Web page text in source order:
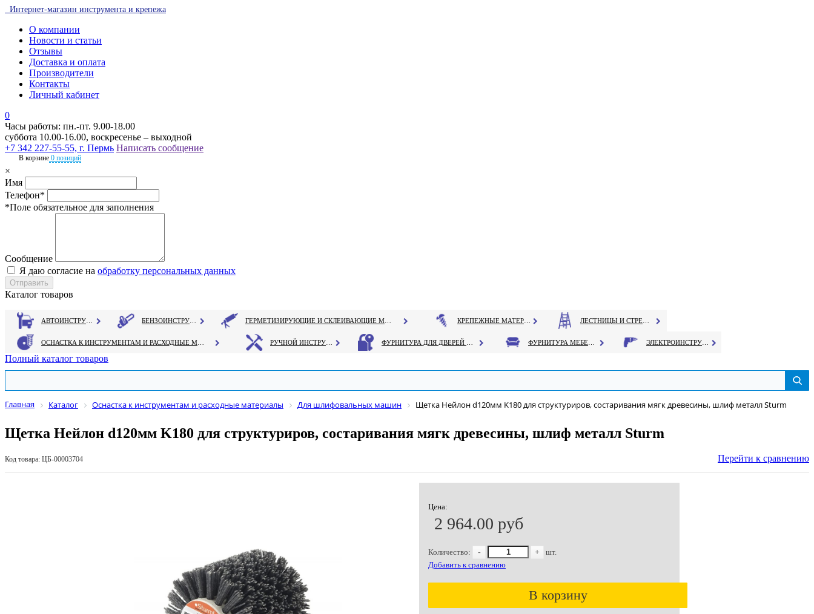
Интернет-магазин инструмента и крепежа
О компании
Новости и статьи
Отзывы
Доставка и оплата
Производители
Контакты
Личный кабинет
0
Часы работы: пн.-пт. 9.00-18.00
суббота 10.00-16.00, воскресенье – выходной
+7 342 227-55-55, г. Пермь Написать сообщение
В корзине 0 позиций
×
Имя
Телефон*
*Поле обязательное для заполнения
Сообщение
Я даю согласие на обработку персональных данных
Каталог товаров
Полный каталог товаров
Главная Каталог Оснастка к инструментам и расходные материалы Для шлифовальных машин Щетка Нейлон d120мм K180 для структуриров, состаривания мягк древесины, шлиф металл Sturm
Щетка Нейлон d120мм K180 для структуриров, состаривания мягк древесины, шлиф металл Sturm
Код товара: ЦБ-00003704 Перейти к сравнению
Цена:
2 964.00 руб
Количество: - +
шт.
Добавить к сравнению
В корзину